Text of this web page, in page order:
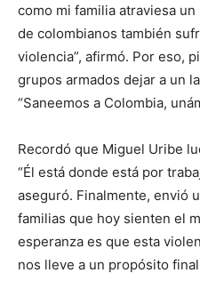
como mi familia atraviesa
de colombianos también
violencia”, afirmó. Por eso,
grupos armados dejar a un
“Saneemos a Colombia,
Recordó que Miguel Uribe
“Él está donde está por
aseguró. Finalmente, envió
familias que hoy sienten el
esperanza es que esta
nos lleve a un propósito